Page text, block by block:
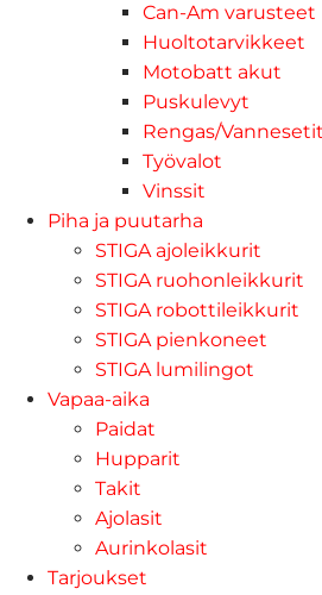
Can-Am varusteet
Huoltotarvikkeet
Motobatt akut
Puskulevyt
Rengas/Vannesetit
Työvalot
Vinssit
Piha ja puutarha
STIGA ajoleikkurit
STIGA ruohonleikkurit
STIGA robottileikkurit
STIGA pienkoneet
STIGA lumilingot
Vapaa-aika
Paidat
Hupparit
Takit
Ajolasit
Aurinkolasit
Tarjoukset